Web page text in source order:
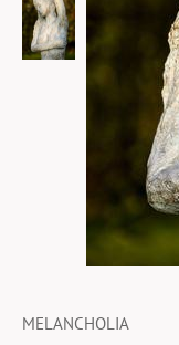
MELANCHOLIA